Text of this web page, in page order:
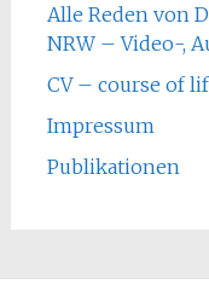
Alle Reden von
NRW – Video-,
CV – course of
Impressum
Publikationen